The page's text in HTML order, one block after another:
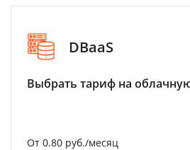
DBaaS
Выбрать тариф на
От 0.80 руб./месяц